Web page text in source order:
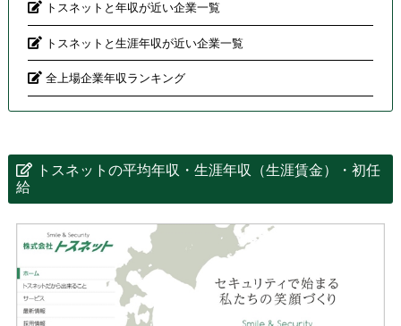
トスネットと年収が近い企業一覧
トスネットと生涯年収が近い企業一覧
全上場企業年収ランキング
トスネットの平均年収・生涯年収（生涯賃金）・初任
給